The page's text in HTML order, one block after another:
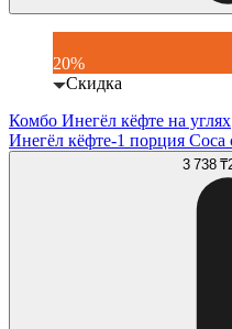
20%
Скидка
Комбо Инегёл кёфте на углях
Инегёл кёфте-1 порция
3 738 ₸